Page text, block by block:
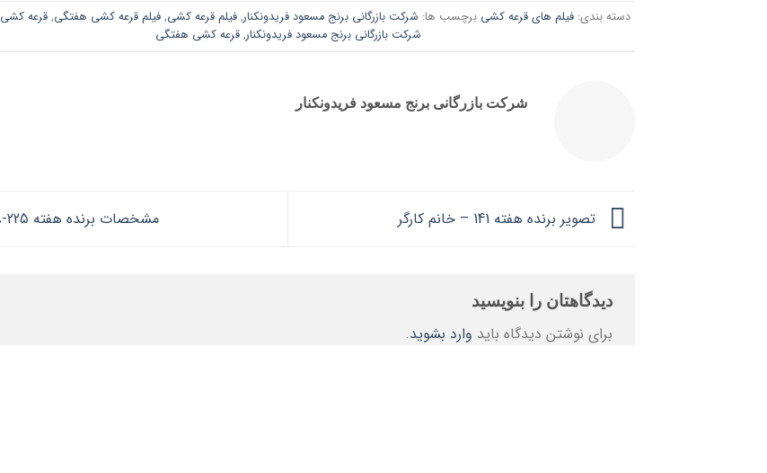
دسته بندی:فیلم های قرعه کشی برچسب ها: شرکت بازرگانی برنج مسعود فریدونکنار,فیلم قرعه کشی,فیلم قرعه کشی هفتگی,قرعه کشی
شرکت بازرگانی برنج مسعود فریدونکنار,قرعه کشی هفتگی
شرکت بازرگانی برنج مسعود فریدونکنار
تصویر برنده هفته 141 – خانم کارگر مشخصات برنده هفته 225-228
دیدگاهتان را بنویسید
برای نوشتن دیدگاه باید وارد بشوید.